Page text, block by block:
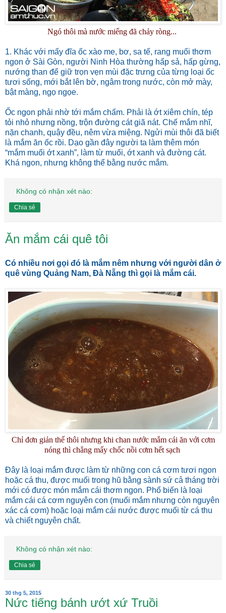
Ngó thôi mà nước miếng đã chảy ròng...
1. Khác với mấy đĩa ốc xào me, bơ, sa tế, rang muối thơm
ngon ở Sài Gòn, người Ninh Hòa thường hấp sả, hấp gừng,
nướng than để giữ trọn vẹn mùi đặc trưng của từng loại ốc
tươi sống, mới bắt lên bờ, ngâm trong nước, còn mở mày,
bật màng, ngọ ngọe.
Ốc ngon phải nhờ tới mắm chấm. Phải là ớt xiêm chín, tép
tỏi nhỏ nhưng nồng, trộn đường cát giã nát. Chế mắm nhĩ,
nặn chanh, quậy đều, nêm vừa miệng. Ngửi mùi thôi đã biết
là mắm ăn ốc rồi. Dạo gần đây người ta làm thêm món
“mắm muối ớt xanh”, làm từ muối, ớt xanh và đường cát.
Khá ngon, nhưng không thể bằng nước mắm.
Không có nhận xét nào:
Chia sẻ
Ăn mắm cái quê tôi
Có nhiều nơi gọi đó là mắm nêm nhưng với người dân ở
quê vùng Quảng Nam, Đà Nẵng thì gọi là mắm cái.
Chỉ đơn giản thế thôi nhưng khi chan nước mắm cái ăn với cơm
nóng thì chẳng mấy chốc nồi cơm hết sạch
Đây là loại mắm được làm từ những con cá cơm tươi ngon
hoặc cá thu, được muối trong hũ bằng sành sứ cả tháng trời
mới có được món mắm cái thơm ngon. Phổ biến là loại
mắm cái cá cơm nguyên con (muối mắm nhưng còn nguyên
xác cá cơm) hoặc loại mắm cái nước được muối từ cá thu
và chiết nguyên chất.
Không có nhận xét nào:
Chia sẻ
30 thg 5, 2015
Nức tiếng bánh ướt xứ Truồi